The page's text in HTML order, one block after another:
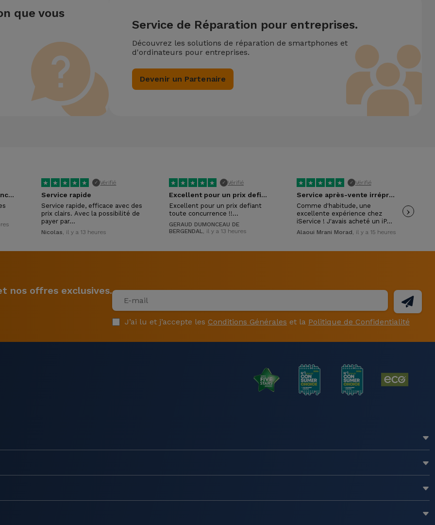
que vous
Service de Réparation pour entreprises.
Découvrez les solutions de réparation de smartphones et
d'ordinateurs pour entreprises.
Devenir un Partenaire
Tres réactifs et competances certaines !
★ ★ ★ ★ ★ ✓ Vérifié
Service rapide
Service rapide, efficace avec des
prix clairs. Avec la possibilité de
payer par…
Nicolas, il y a 13 heures
★ ★ ★ ★ ★ ✓ Vérifié
Excellent pour un prix defiant toute…
Excellent pour un prix defiant
toute concurrence !!…
GERAUD DUMONCEAU DE
BERGENDAL, il y a 13 heures
★ ★ ★ ★ ★ ✓ Vérifié
Service après-vente irréprochable !
Comme d'habitude, une
excellente expérience chez
iService ! J'avais acheté un iP…
Alaoui Mrani Morad, il y a 15 heures
›
nos offres exclusives.
J’ai lu et j’accepte les Conditions Générales et la Politique de Confidentialité